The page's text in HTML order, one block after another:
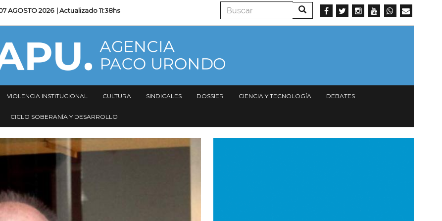
AGOSTO 2026 | Actualizado11:38hs Buscar Buscar
VIOLENCIA INSTITUCIONAL CULTURA SINDICALES DOSSIER CIENCIA Y TECNOLOGÍA DEBATES
CICLO SOBERANÍA Y DESARROLLO